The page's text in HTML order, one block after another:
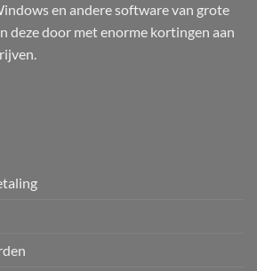
en andere software van grote
deze door met enorme kortingen aan